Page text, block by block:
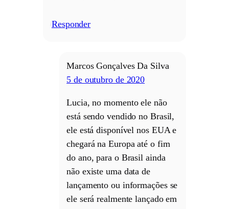
Responder
Marcos Gonçalves Da Silva
5 de outubro de 2020
Lucia, no momento ele não
está sendo vendido no Brasil,
ele está disponível nos EUA e
chegará na Europa até o fim
do ano, para o Brasil ainda
não existe uma data de
lançamento ou informações se
ele será realmente lançado em